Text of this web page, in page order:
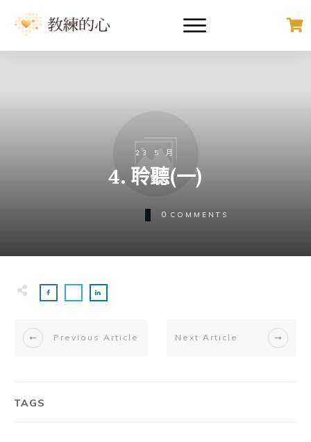
23 5 月
4. 聆聽(一)
0 COMMENTS
Previous Article Next Article
TAGS